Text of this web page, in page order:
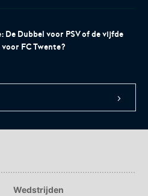
De Dubbel voor PSV of de vijfde
FC Twente?
Wedstrijden